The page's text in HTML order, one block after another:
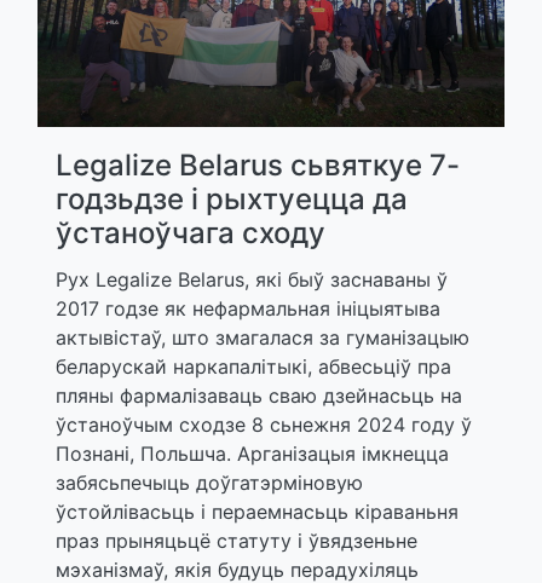
Legalize Belarus сьвяткуе 7-
годзьдзе і рыхтуецца да
ўстаноўчага сходу
Рух Legalize Belarus, які быў заснаваны ў
2017 годзе як нефармальная ініцыятыва
актывістаў, што змагалася за гуманізацыю
беларускай наркапалітыкі, абвесьціў пра
пляны фармалізаваць сваю дзейнасьць на
ўстаноўчым сходзе 8 сьнежня 2024 году ў
Познані, Польшча. Арганізацыя імкнецца
забясьпечыць доўгатэрміновую
ўстойлівасьць і пераемнасьць кіраваньня
праз прыняцьцё статуту і ўвядзеньне
мэханізмаў, якія будуць перадухіляць